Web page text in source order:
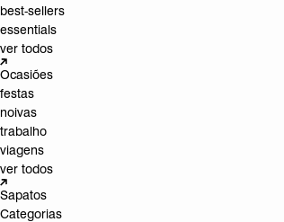
best-sellers
essentials
ver todos
Ocasiões
festas
noivas
trabalho
viagens
ver todos
Sapatos
Categorias